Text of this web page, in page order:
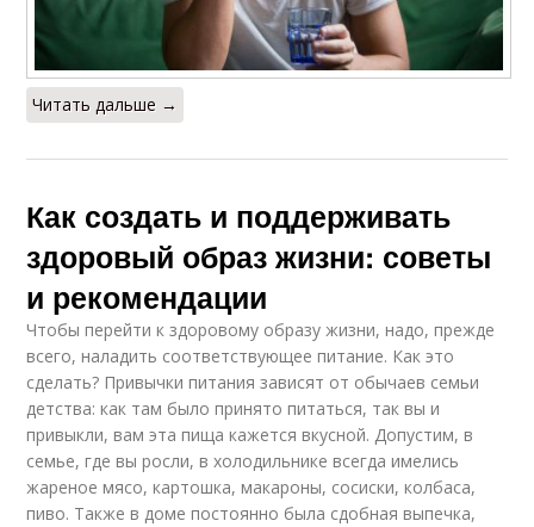
Читать дальше →
Как создать и поддерживать
здоровый образ жизни: советы
и рекомендации
Чтобы перейти к здоровому образу жизни, надо, прежде
всего, наладить соответствующее питание. Как это
сделать? Привычки питания зависят от обычаев семьи
детства: как там было принято питаться, так вы и
привыкли, вам эта пища кажется вкусной. Допустим, в
семье, где вы росли, в холодильнике всегда имелись
жареное мясо, картошка, макароны, сосиски, колбаса,
пиво. Также в доме постоянно была сдобная выпечка,